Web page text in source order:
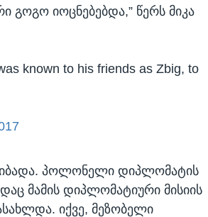
გოგო იოცნებებდა,” წერს მიკა
known to his friends as Zbig, to
პოლონელი დიპლომატის
მამის დიპლომატიური მისიის
იქვე, მეზობელი